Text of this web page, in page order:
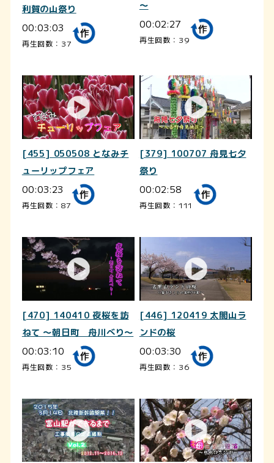
利賀の山祭り
00:03:03
再生回数：37
～
00:02:27
再生回数：39
[455] 050508 となみチ
ューリップフェア
00:03:23
再生回数：87
[379] 100707 舟見七夕
祭り
00:02:58
再生回数：111
[470] 140410 夜桜を訪
ねて ～朝日町 舟川べり～
00:03:10
再生回数：35
[446] 120419 太閤山ラ
ンドの桜
00:03:30
再生回数：36